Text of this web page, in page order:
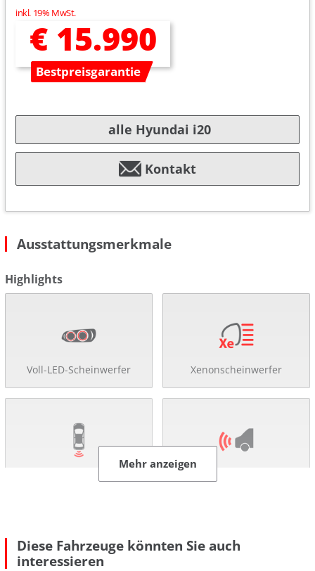
inkl. 19% MwSt.
€ 15.990
Bestpreisgarantie
alle Hyundai i20
Kontakt
Ausstattungsmerkmale
Highlights
Voll-LED-Scheinwerfer Xenonscheinwerfer
Mehr anzeigen
Diese Fahrzeuge könnten Sie auch
interessieren